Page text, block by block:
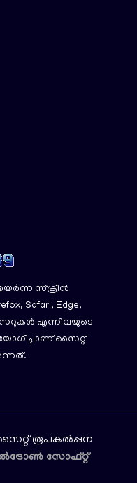
ഉയർന്ന സ്‌ക്രീൻ
Safari, Edge,
എന്നിവയുടെ
സൈറ്റ്
രൂപകൽപ്പന
സോഫ്റ്റ്